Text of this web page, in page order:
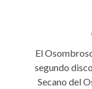
El
segundo
Secano del